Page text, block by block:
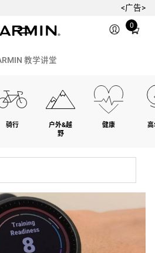
<广告>
0
Total
items
教学讲堂
骑行
户外&越
野
健康 高